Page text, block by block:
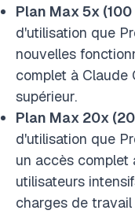
Plan Max 5x
d'utilisation que
nouvelles
complet à Claude
supérieur.
Plan Max 20x
d'utilisation que
un accès complet
utilisateurs
charges de